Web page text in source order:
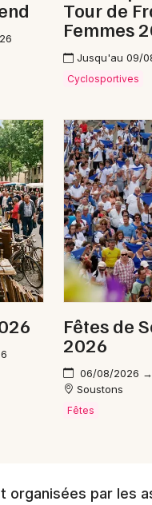
40 - Landes
Choisir mes départements
Mon email
Je m'abonne
Tour de
Femmes
Jusqu'au 09/
Cyclosportives
Fêtes de
2026
06/08/2026
Soustons
Fêtes
organisées par les